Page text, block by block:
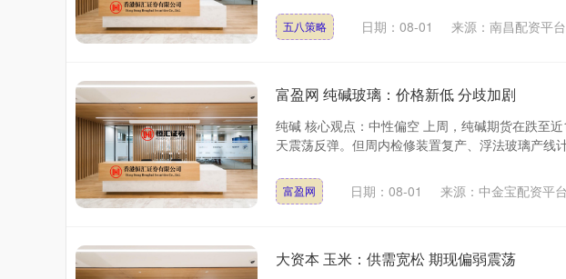
五八策略 日期：08-01 来源：南昌配资平台
富盈网 纯碱玻璃：价格新低 分歧加剧
纯碱 核心观点：中性偏空 上周，纯碱期货在跌至
天震荡反弹。但周内检修装置复产、浮法玻璃产线
富盈网 日期：08-01 来源：中金宝配资平台
大资本 玉米：供需宽松 期现偏弱震荡